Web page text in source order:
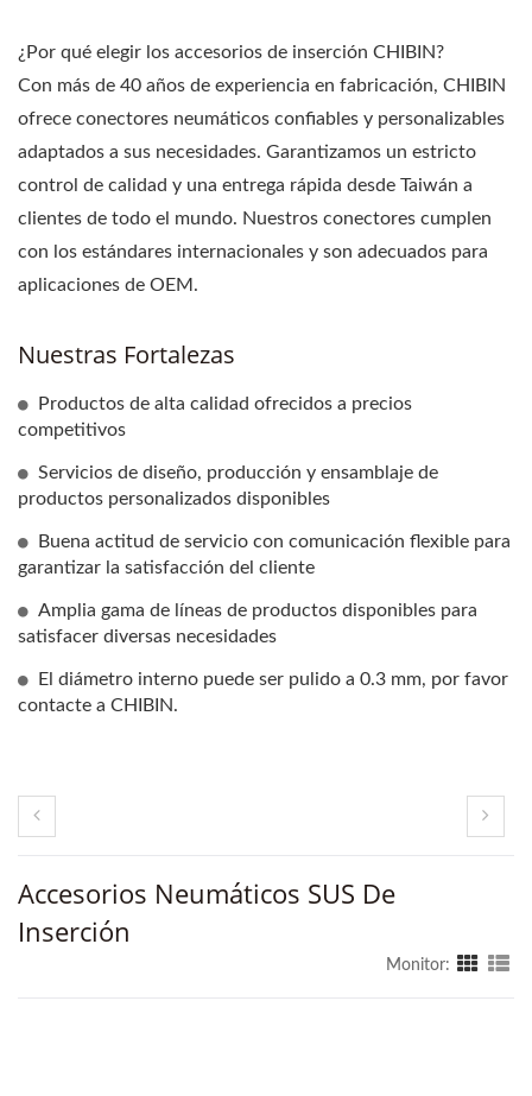
¿Por qué elegir los accesorios de inserción CHIBIN?
Con más de 40 años de experiencia en fabricación, CHIBIN
ofrece conectores neumáticos confiables y personalizables
adaptados a sus necesidades. Garantizamos un estricto
control de calidad y una entrega rápida desde Taiwán a
clientes de todo el mundo. Nuestros conectores cumplen
con los estándares internacionales y son adecuados para
aplicaciones de OEM.
Nuestras Fortalezas
Productos de alta calidad ofrecidos a precios
competitivos
Servicios de diseño, producción y ensamblaje de
productos personalizados disponibles
Buena actitud de servicio con comunicación flexible para
garantizar la satisfacción del cliente
Amplia gama de líneas de productos disponibles para
satisfacer diversas necesidades
El diámetro interno puede ser pulido a 0.3 mm, por favor
contacte a CHIBIN.
Accesorios Neumáticos SUS De
Inserción
Monitor: